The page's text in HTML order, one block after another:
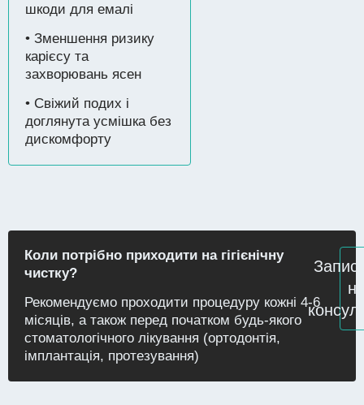
шкоди для емалі
• Зменшення ризику
карієсу та
захворювань ясен
• Свіжий подих і
доглянута усмішка без
дискомфорту
Коли потрібно приходити на гігієнічну
чистку?
Рекомендуємо проходити процедуру кожні 4-6
місяців, а також перед початком будь-якого
стоматологічного лікування (ортодонтія,
імплантація, протезування)